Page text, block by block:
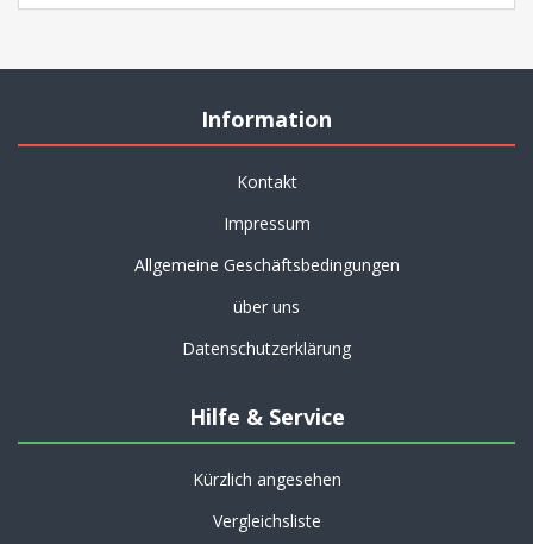
Information
Kontakt
Impressum
Allgemeine Geschäftsbedingungen
über uns
Datenschutzerklärung
Hilfe & Service
Kürzlich angesehen
Vergleichsliste